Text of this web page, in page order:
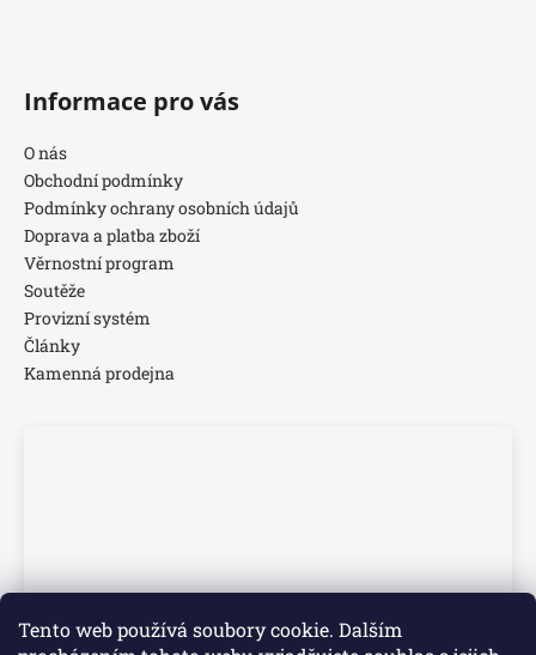
Tento web používá soubory cookie. Dalším
Informace pro vás
O nás
Obchodní podmínky
Podmínky ochrany osobních údajů
Doprava a platba zboží
Věrnostní program
Soutěže
Provizní systém
Články
Kamenná prodejna